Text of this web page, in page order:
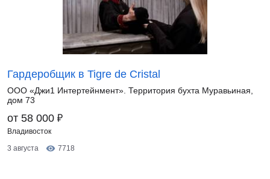
Гардеробщик в Tigre de Cristal
ООО «Джи1 Интертейнмент». Территория бухта Муравьиная,
дом 73
от 58 000 ₽
Владивосток
3 августа
7718